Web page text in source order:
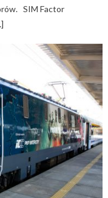
SIM Factor